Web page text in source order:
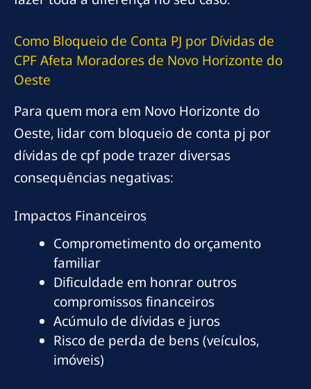
Como Bloqueio de Conta PJ por Dívidas de
CPF Afeta Moradores de Novo Horizonte do
Oeste
Para quem mora em Novo Horizonte do
Oeste, lidar com bloqueio de conta pj por
dívidas de cpf pode trazer diversas
consequências negativas:
Impactos Financeiros
Comprometimento do orçamento
familiar
Dificuldade em honrar outros
compromissos financeiros
Acúmulo de dívidas e juros
Risco de perda de bens (veículos,
imóveis)